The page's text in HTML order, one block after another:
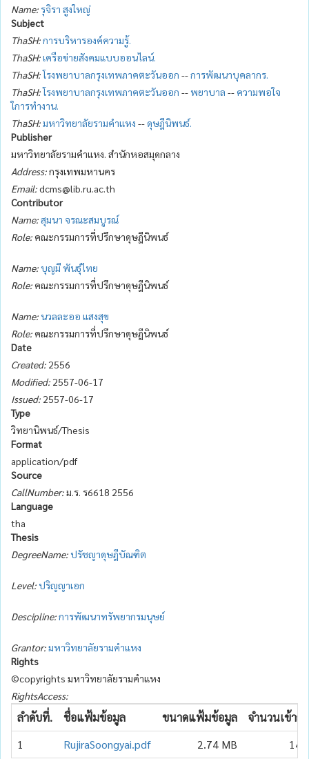
Name: รุจิรา สูงใหญ่
Subject
ThaSH:การบริหารองค์ความรู้.
ThaSH:เครือข่ายสังคมแบบออนไลน์.
ThaSH:โรงพยาบาลกรุงเทพภาคตะวันออก --การพัฒนาบุคลากร.
ThaSH:โรงพยาบาลกรุงเทพภาคตะวันออก --พยาบาล -- ความพอใจ
ใการทำงาน.
ThaSH:มหาวิทยาลัยรามคำแหง --ดุษฎีนิพนธ์.
Publisher
มหาวิทยาลัยรามคำแหง. สำนักหอสมุดกลาง
Address:กรุงเทพมหานคร
Email:dcms@lib.ru.ac.th
Contributor
Name:สุมนา จรณะสมบูรณ์
Role: คณะกรรมการที่ปรึกษาดุษฎีนิพนธ์
Name:บุญมี พันธุ์ไทย
Role: คณะกรรมการที่ปรึกษาดุษฎีนิพนธ์
Name:นวลละออ แสงสุข
Role: คณะกรรมการที่ปรึกษาดุษฎีนิพนธ์
Date
Created: 2556
Modified: 2557-06-17
Issued: 2557-06-17
Type
วิทยานิพนธ์/Thesis
Format
application/pdf
Source
CallNumber:ม.ร. ร6618 2556
Language
tha
Thesis
DegreeName:ปรัชญาดุษฎีบัณฑิต
Level:ปริญญาเอก
Descipline:การพัฒนาทรัพยากรมนุษย์
Grantor:มหาวิทยาลัยรามคำแหง
Rights
©copyrights มหาวิทยาลัยรามคำแหง
RightsAccess:
ลำดับที่. ชื่อแฟ้มข้อมูล ขนาดแฟ้มข้อมูล
จำนวนเข้าถึง
1
RujiraSoongyai.pdf 2.74 MB 140